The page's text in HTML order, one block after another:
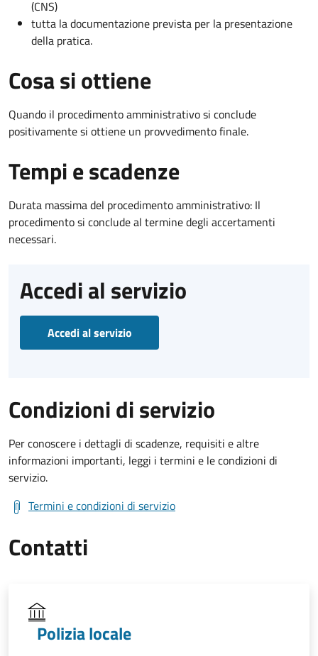
(CNS)
tutta la documentazione prevista per la presentazione
della pratica.
Cosa si ottiene
Quando il procedimento amministrativo si conclude
positivamente si ottiene un provvedimento finale.
Tempi e scadenze
Durata massima del procedimento amministrativo: Il
procedimento si conclude al termine degli accertamenti
necessari.
Accedi al servizio
Accedi al servizio
Condizioni di servizio
Per conoscere i dettagli di scadenze, requisiti e altre
informazioni importanti, leggi i termini e le condizioni di
servizio.
Termini e condizioni di servizio
Contatti
Polizia locale